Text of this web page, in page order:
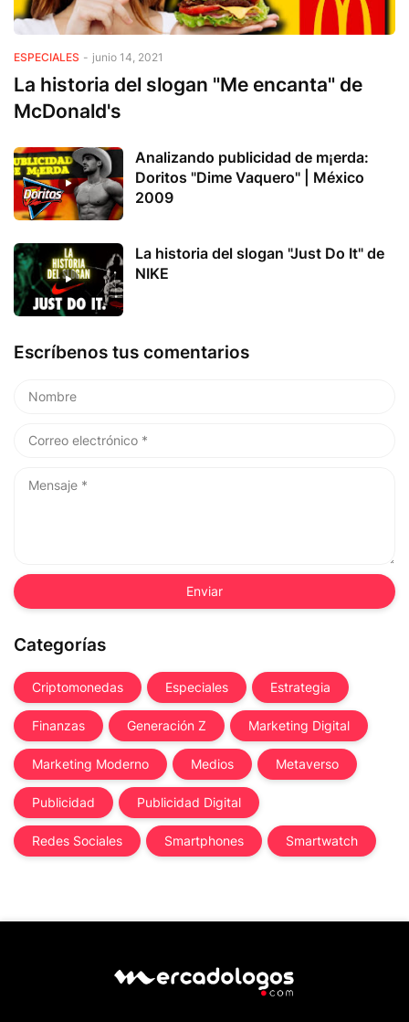
ESPECIALES - junio 14, 2021
La historia del slogan "Me encanta" de
McDonald's
Analizando publicidad de m¡erda:
Doritos "Dime Vaquero" | México
2009
La historia del slogan "Just Do It" de
NIKE
Escríbenos tus comentarios
Categorías
Criptomonedas Especiales Estrategia
Finanzas Generación Z Marketing Digital
Marketing Moderno Medios Metaverso
Publicidad Publicidad Digital
Redes Sociales Smartphones Smartwatch